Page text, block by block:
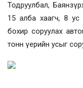
Тодруулбал,
15 алба хаагч, 8 ус
бохир соруулах
тонн үерийн усыг